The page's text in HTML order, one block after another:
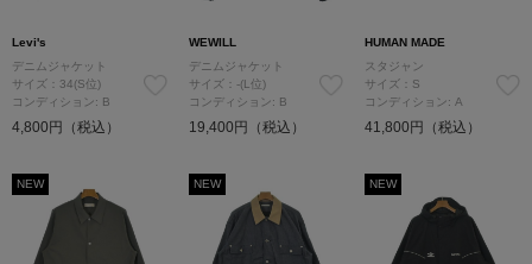
Levi's
デニムジャケット
サイズ：34(S位)
コンディション: B
4,800円（税込）
WEWILL
デニムジャケット
サイズ：-(L位)
コンディション: B
19,400円（税込）
HUMAN MADE
スタジャン
サイズ：S
コンディション: A
41,800円（税込）
NEW NEW NEW